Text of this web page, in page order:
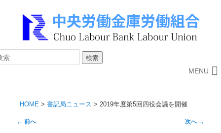
MENU
HOME > 書記局ニュース > 2019年度第5回四役会議を開催
投
← 前へ 次へ →